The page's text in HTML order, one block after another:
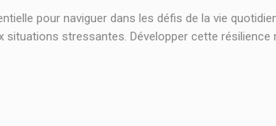
pour naviguer dans les défis de la vie
situations stressantes. Développer cette